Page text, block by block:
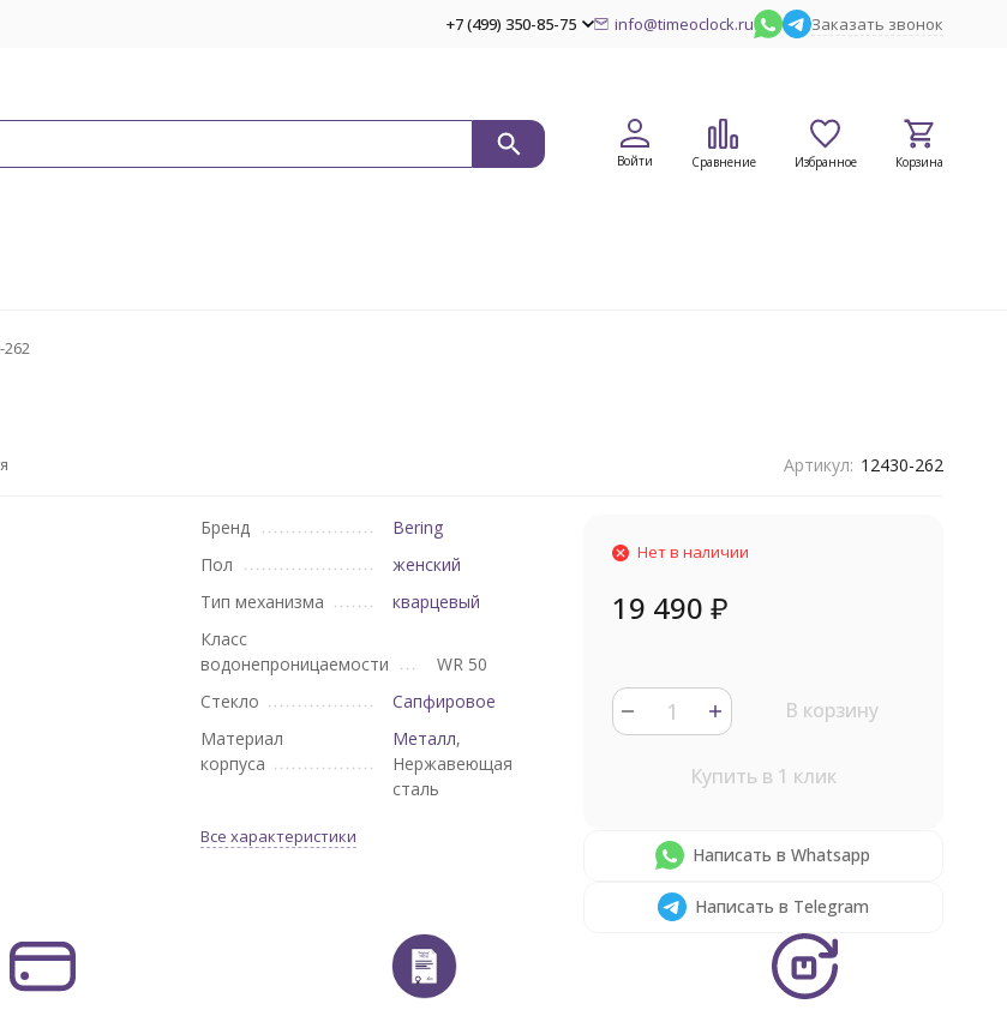
+7 (499) 350-85-75 info@timeoclock.ru Заказать звонок
Войти Сравнение Избранное Корзина
262
Артикул: 12430-262
Бренд
Bering
Пол
женский
Тип механизма
кварцевый
Класс
водонепроницаемости
WR 50
Стекло
Сапфировое
Материал
корпуса
Металл,
Нержавеющая
сталь
Все характеристики
Нет в наличии
19 490 ₽
В корзину
Купить в 1 клик
Написать в Whatsapp
Написать в Telegram